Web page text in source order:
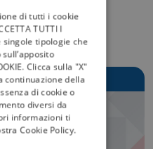
I CANALI
satpiù adatto a te!
di tutti i cookie
TUTTI I
singole tipologie che
Clicca sulla "X"
continuazione della
di cookie o
diversi da
informazioni ti
Cookie Policy.